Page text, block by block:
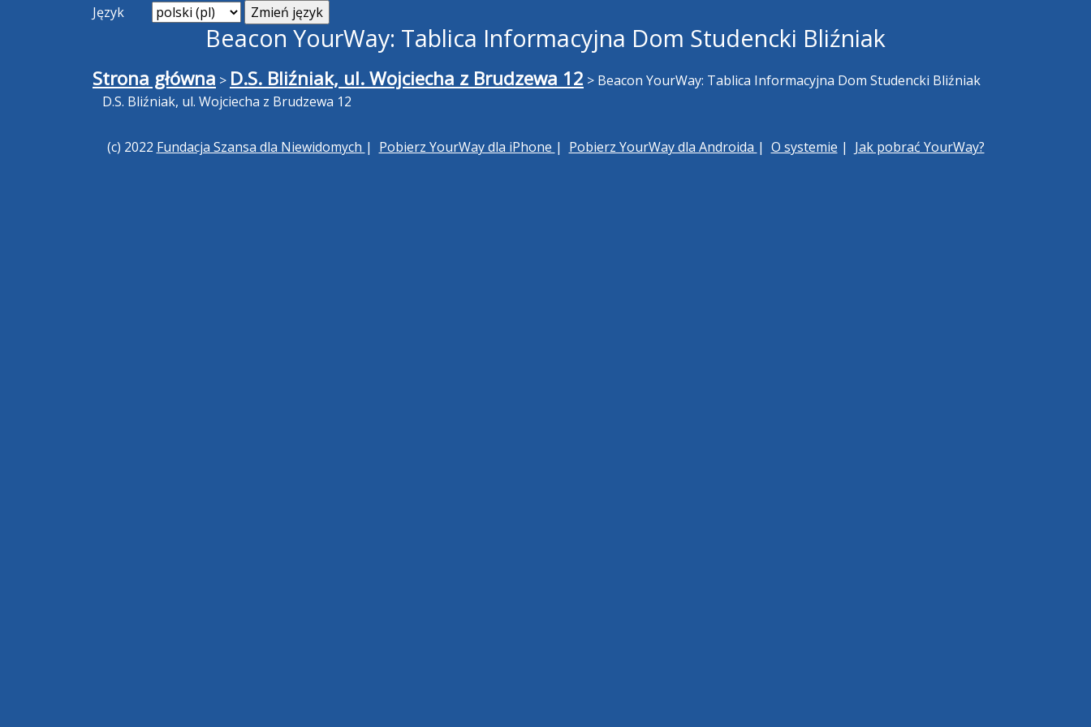
Język
Beacon YourWay: Tablica Informacyjna Dom Studencki Bliźniak
Strona główna > D.S. Bliźniak, ul. Wojciecha z Brudzewa 12 > Beacon YourWay: Tablica Informacyjna Dom Studencki Bliźniak
D.S. Bliźniak, ul. Wojciecha z Brudzewa 12
(c) 2022 Fundacja Szansa dla Niewidomych | Pobierz YourWay dla iPhone | Pobierz YourWay dla Androida | O systemie | Jak pobrać YourWay?